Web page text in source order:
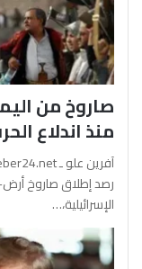
صاروخ من
منذ اندلاع
رصد إطلاق صاروخ أرض-
الإسرائيلية،…